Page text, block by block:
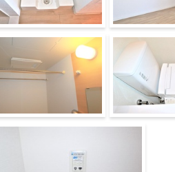
他 居室・リビング
トイレ